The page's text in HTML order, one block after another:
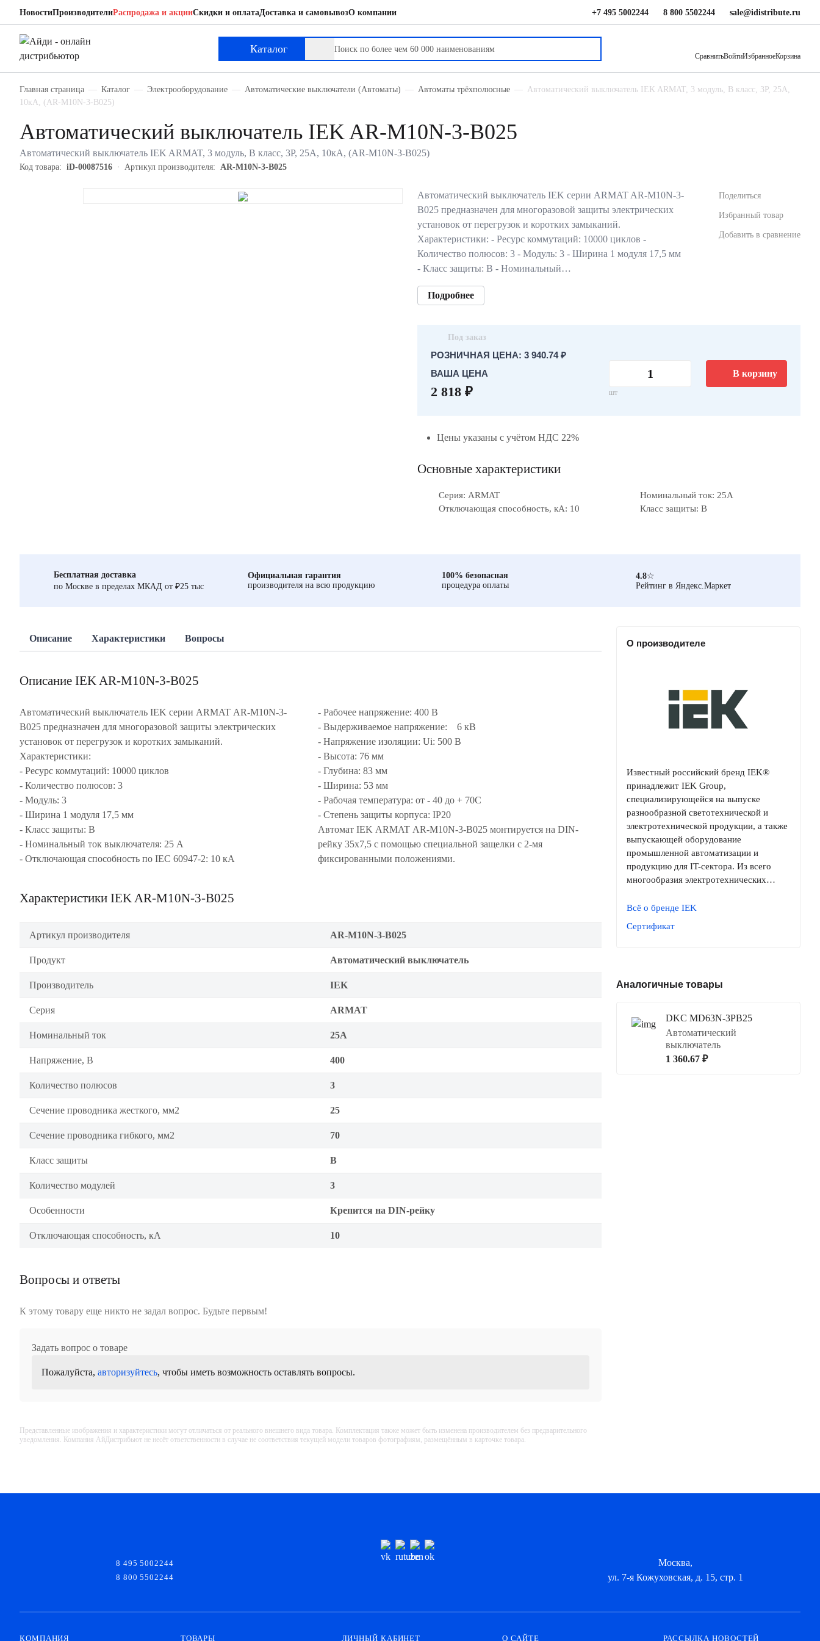
НовостиПроизводителиРаспродажа и акцииСкидки и оплатаДоставка и самовывозО компании +7 495 5002244 8 800 5502244 sale@idistribute.ru
Каталог
СравнитьВойтиИзбранноеКорзина
Главная страница Каталог Электрооборудование Автоматические выключатели (Автоматы) Автоматы трёхполюсные
Автоматический выключатель IEK ARMAT, 3 модуль, B класс, 3P, 25А,
10кА, (AR-M10N-3-B025)
Автоматический выключатель IEK AR-M10N-3-B025
Автоматический выключатель IEK ARMAT, 3 модуль, B класс, 3P, 25А, 10кА, (AR-M10N-3-B025)
Код товара: iD-00087516 Артикул производителя: AR-M10N-3-B025
Автоматический выключатель IEK серии ARMAT AR-M10N-3-
B025 предназначен для многоразовой защиты электрических
установок от перегрузок и коротких замыканий.
Характеристики: - Ресурс коммутаций: 10000 циклов -
Количество полюсов: 3 - Модуль: 3 - Ширина 1 модуля 17,5 мм
- Класс защиты: В - Номинальный…
Подробнее
Поделиться
Избранный товар
Добавить в сравнение
Под заказ
РОЗНИЧНАЯ ЦЕНА: 3 940.74 ₽
ВАША ЦЕНА
2 818 ₽ шт
В корзину
Цены указаны с учётом НДС 22%
Основные характеристики
Серия: ARMAT
Номинальный ток: 25А
Отключающая способность, кА: 10
Класс защиты: B
Бесплатная доставка
по Москве в пределах МКАД от ₽25 тыс
Официальная гарантия
производителя на всю продукцию
100% безопасная
процедура оплаты
4.8☆
Рейтинг в Яндекс.Маркет
Описание Характеристики Вопросы
Описание IEK AR-M10N-3-B025
Автоматический выключатель IEK серии ARMAT AR-M10N-3-
B025 предназначен для многоразовой защиты электрических
установок от перегрузок и коротких замыканий.
Характеристики:
- Ресурс коммутаций: 10000 циклов
- Количество полюсов: 3
- Модуль: 3
- Ширина 1 модуля 17,5 мм
- Класс защиты: В
- Номинальный ток выключателя: 25 А
- Отключающая способность по IEC 60947-2: 10 кА
- Рабочее напряжение: 400 В
- Выдерживаемое напряжение: 6 кВ
- Напряжение изоляции: Ui: 500 В
- Высота: 76 мм
- Глубина: 83 мм
- Ширина: 53 мм
- Рабочая температура: от - 40 до + 70С
- Степень защиты корпуса: IP20
Автомат IEK ARMAT AR-M10N-3-B025 монтируется на DIN-
рейку 35x7,5 с помощью специальной защелки с 2-мя
фиксированными положениями.
Характеристики IEK AR-M10N-3-B025
Артикул производителя AR-M10N-3-B025
Продукт Автоматический выключатель
Производитель IEK
Серия ARMAT
Номинальный ток 25А
Напряжение, В 400
Количество полюсов 3
Сечение проводника жесткого, мм2 25
Сечение проводника гибкого, мм2 70
Класс защиты B
Количество модулей 3
Особенности Крепится на DIN-рейку
Отключающая способность, кА 10
Вопросы и ответы
К этому товару еще никто не задал вопрос. Будьте первым!
Задать вопрос о товаре
Пожалуйста, авторизуйтесь, чтобы иметь возможность оставлять вопросы.
Представленные изображения и характеристики могут отличаться от реального внешнего вида товара. Комплектация также может быть изменена производителем без предварительного
уведомления. Компания АйДистрибьют не несёт ответственности в случае не соответствия текущей модели товаров фотографиям, размещённым в карточке товара.
О производителе
Известный российский бренд IEK®
принадлежит IEK Group,
специализирующейся на выпуске
разнообразной светотехнической и
электротехнической продукции, а также
выпускающей оборудование
промышленной автоматизации и
продукцию для IT-сектора. Из всего
многообразия электротехнических…
Всё о бренде IEK
Сертификат
Аналогичные товары
DKC MD63N-3PB25
Автоматический
выключатель
1 360.67 ₽
IEK AR-M10N-3-B025
Автоматический выключатель
8 495 5002244
8 800 5502244
Москва,
ул. 7-я Кожуховская, д. 15, стр. 1
КОМПАНИЯ ТОВАРЫ ЛИЧНЫЙ КАБИНЕТ О САЙТЕ РАССЫЛКА НОВОСТЕЙ